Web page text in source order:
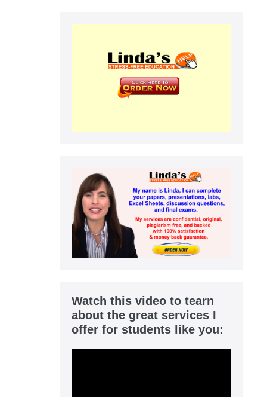
Watch this video to tearn
about the great services I
offer for students like you: